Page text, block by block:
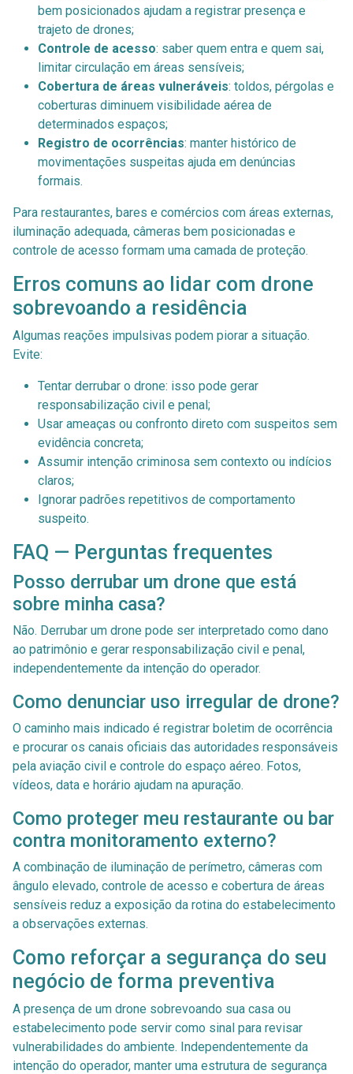
bem posicionados ajudam a registrar presença e
trajeto de drones;
Controle de acesso: saber quem entra e quem sai,
limitar circulação em áreas sensíveis;
Cobertura de áreas vulneráveis: toldos, pérgolas e
coberturas diminuem visibilidade aérea de
determinados espaços;
Registro de ocorrências: manter histórico de
movimentações suspeitas ajuda em denúncias
formais.
Para restaurantes, bares e comércios com áreas externas,
iluminação adequada, câmeras bem posicionadas e
controle de acesso formam uma camada de proteção.
Erros comuns ao lidar com drone
sobrevoando a residência
Algumas reações impulsivas podem piorar a situação.
Evite:
Tentar derrubar o drone: isso pode gerar
responsabilização civil e penal;
Usar ameaças ou confronto direto com suspeitos sem
evidência concreta;
Assumir intenção criminosa sem contexto ou indícios
claros;
Ignorar padrões repetitivos de comportamento
suspeito.
FAQ — Perguntas frequentes
Posso derrubar um drone que está
sobre minha casa?
Não. Derrubar um drone pode ser interpretado como dano
ao patrimônio e gerar responsabilização civil e penal,
independentemente da intenção do operador.
Como denunciar uso irregular de drone?
O caminho mais indicado é registrar boletim de ocorrência
e procurar os canais oficiais das autoridades responsáveis
pela aviação civil e controle do espaço aéreo. Fotos,
vídeos, data e horário ajudam na apuração.
Como proteger meu restaurante ou bar
contra monitoramento externo?
A combinação de iluminação de perímetro, câmeras com
ângulo elevado, controle de acesso e cobertura de áreas
sensíveis reduz a exposição da rotina do estabelecimento
a observações externas.
Como reforçar a segurança do seu
negócio de forma preventiva
A presença de um drone sobrevoando sua casa ou
estabelecimento pode servir como sinal para revisar
vulnerabilidades do ambiente. Independentemente da
intenção do operador, manter uma estrutura de segurança